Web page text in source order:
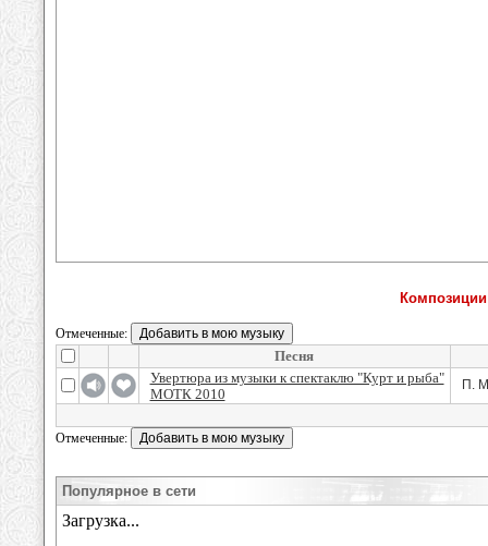
Отмеченные:
Песня
Увертюра из музыки к спектаклю "Курт и рыба"
МОТК 2010
П.
Отмеченные:
Популярное в сети